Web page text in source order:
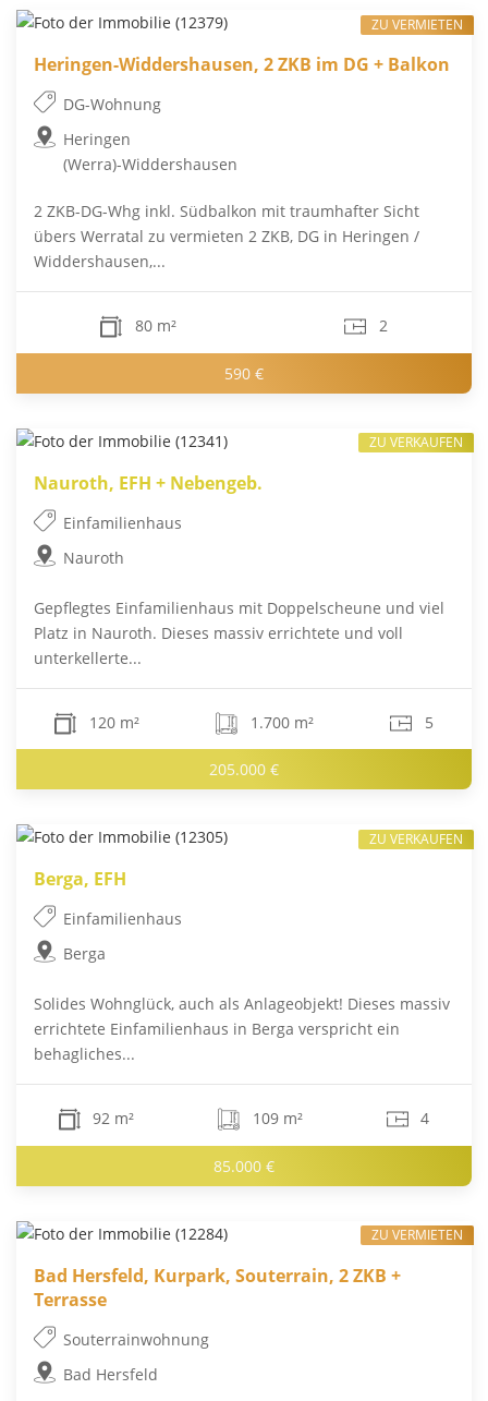
Heringen-Widdershausen, 2 ZKB im DG + Balkon
DG-Wohnung
Heringen
(Werra)-Widdershausen
2 ZKB-DG-Whg inkl. Südbalkon mit traumhafter Sicht
übers Werratal zu vermieten 2 ZKB, DG in Heringen /
Widdershausen,...
80 m² 2
590 €
ZU VERMIETEN
Nauroth, EFH + Nebengeb.
Einfamilienhaus
Nauroth
Gepflegtes Einfamilienhaus mit Doppelscheune und viel
Platz in Nauroth. Dieses massiv errichtete und voll
unterkellerte...
120 m² 1.700 m² 5
205.000 €
ZU VERKAUFEN
Berga, EFH
Einfamilienhaus
Berga
Solides Wohnglück, auch als Anlageobjekt! Dieses massiv
errichtete Einfamilienhaus in Berga verspricht ein
behagliches...
92 m² 109 m² 4
85.000 €
ZU VERKAUFEN
Bad Hersfeld, Kurpark, Souterrain, 2 ZKB +
Terrasse
Souterrainwohnung
Bad Hersfeld
ZU VERMIETEN